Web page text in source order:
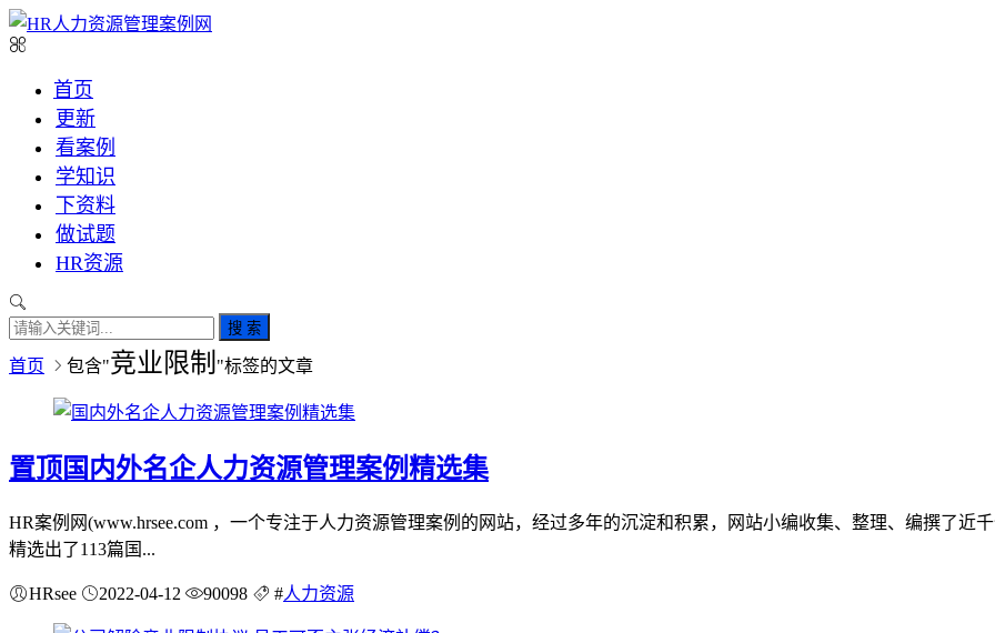
首页
更新
看案例
学知识
下资料
做试题
HR资源
搜 索
首页 包含"竞业限制 "标签的文章
置顶 国内外名企人力资源管理案例精选集
HR案例网(www.hrsee.com ，一个专注于人力资源管理案例的网站，经过多年的沉淀和积累，网站小编收集、整理、编撰了
精选出了113篇国...
HRsee 2022-04-12 90098 #人力资源